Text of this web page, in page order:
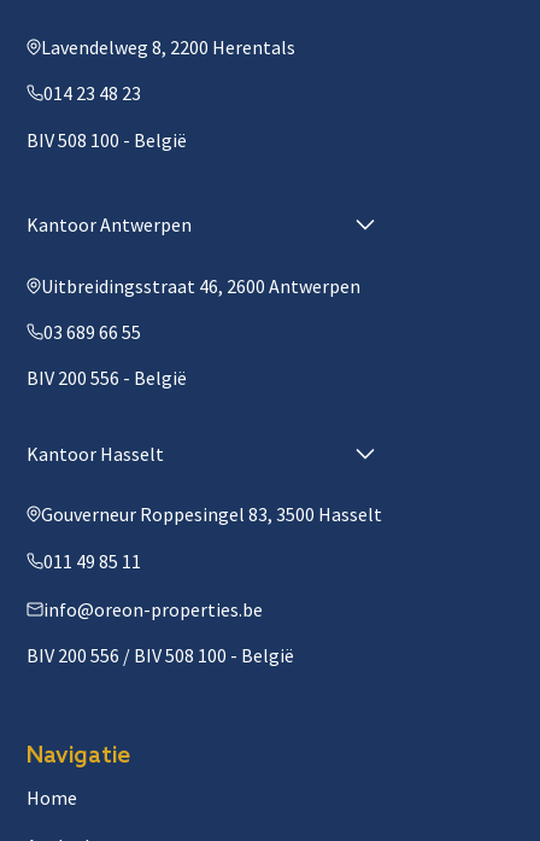
Lavendelweg 8, 2200 Herentals
014 23 48 23
BIV 508 100 - België
Kantoor Antwerpen
Uitbreidingsstraat 46, 2600 Antwerpen
03 689 66 55
BIV 200 556 - België
Kantoor Hasselt
Gouverneur Roppesingel 83, 3500 Hasselt
011 49 85 11
info@oreon-properties.be
BIV 200 556 / BIV 508 100 - België
Navigatie
Home